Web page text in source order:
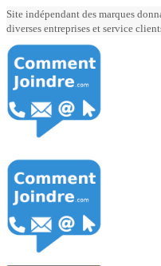
Site indépendant des marques
diverses entreprises et service